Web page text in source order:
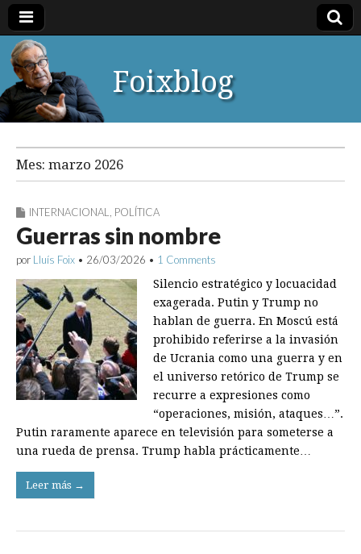
Foixblog
Mes: marzo 2026
INTERNACIONAL POLÍTICA
Guerras sin nombre
por Lluís Foix • 26/03/2026 • 1 Comments
Silencio estratégico y locuacidad
exagerada. Putin y Trump no
hablan de guerra. En Moscú está
prohibido referirse a la invasión
de Ucrania como una guerra y en
el universo retórico de Trump se
recurre a expresiones como
“operaciones, misión, ataques…”.
Putin raramente aparece en televisión para someterse a
una rueda de prensa. Trump habla prácti­camente…
Leer más →